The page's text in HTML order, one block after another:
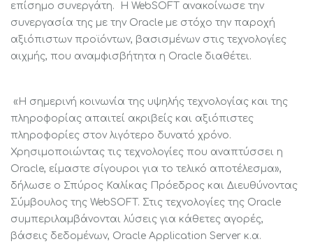
επίσημο συνεργάτη. Η WebSOFT ανακοίνωσε την
συνεργασία της με την Oracle με στόχο την παροχή
αξιόπιστων προϊόντων, βασισμένων στις τεχνολογίες
αιχμής, που αναμφισβήτητα η Oracle διαθέτει.
«Η σημερινή κοινωνία της υψηλής τεχνολογίας και της
πληροφορίας απαιτεί ακριβείς και αξιόπιστες
πληροφορίες στον λιγότερο δυνατό χρόνο.
Χρησιμοποιώντας τις τεχνολογίες που αναπτύσσει η
Oracle, είμαστε σίγουροι για το τελικό αποτέλεσμα»,
δήλωσε ο Σπύρος Καλίκας Πρόεδρος και Διευθύνοντας
Σύμβουλος της WebSOFT. Στις τεχνολογίες της Oracle
συμπεριλαμβάνονται λύσεις για κάθετες αγορές,
βάσεις δεδομένων, Oracle Application Server κ.α.